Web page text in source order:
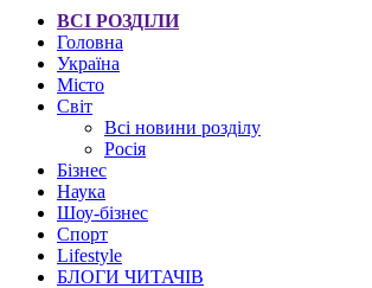
ВСІ РОЗДІЛИ
Головна
Україна
Місто
Світ
Всі новини розділу
Росія
Бізнес
Наука
Шоу-бізнес
Спорт
Lifestyle
БЛОГИ ЧИТАЧІВ